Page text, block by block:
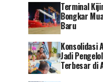
Terminal
Bongkar
Baru
Konsolidasi
Jadi
Terbesar di